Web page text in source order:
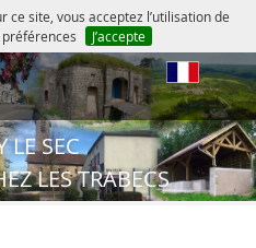
site, vous acceptez l’utilisation de
J’accepte
LE SEC
LES TRABECS